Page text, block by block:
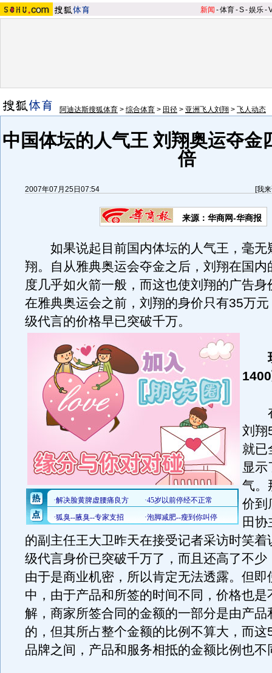
新闻 -体育-S-娱乐-
阿迪达斯搜狐体育 > 综合体育 > 田径 > 亚洲飞人刘翔 > 飞人动态
中国体坛的人气王 刘翔奥运夺金
倍
2007年07月25日07:54 [我
来源：华商网-华商报
如果说起目前国内体坛的人气王，毫无
翔。自从雅典奥运会夺金之后，刘翔在国内
度几乎如火箭一般，而这也使刘翔的广告身
在雅典奥运会之前，刘翔的身价只有35万
级代言的价格早已突破千万。
在
刘翔
就已
显示
气。
价到
田
的副主任王大卫昨天在接受记者采访时笑着
级代言身价已突破千万了，而且还高了不少
由于是商业机密，所以肯定无法透露。但即
中，由于产品和所签的时间不同，价格也是
解，商家所签合同的金额的一部分是由产品
的，但其所占整个金额的比例不算大，而这
品牌之间，产品和服务相抵的金额比例也不